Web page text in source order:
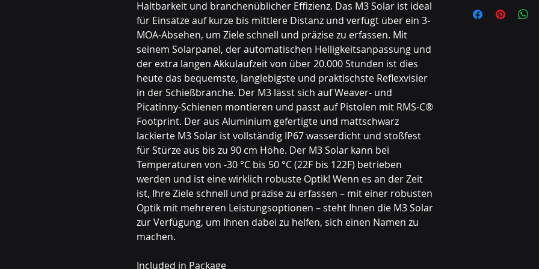
Haltbarkeit und branchenüblicher Effizienz. Das M3 Solar ist ideal
für Einsätze auf kurze bis mittlere Distanz und verfügt über ein 3-
MOA-Absehen, um Ziele schnell und präzise zu erfassen. Mit
seinem Solarpanel, der automatischen Helligkeitsanpassung und
der extra langen Akkulaufzeit von über 20.000 Stunden ist dies
heute das bequemste, langlebigste und praktischste Reflexvisier
in der Schießbranche. Der M3 lässt sich auf Weaver- und
Picatinny-Schienen montieren und passt auf Pistolen mit RMS-C®
Footprint. Der aus Aluminium gefertigte und mattschwarz
lackierte M3 Solar ist vollständig IP67 wasserdicht und stoßfest
für Stürze aus bis zu 90 cm Höhe. Der M3 Solar kann bei
Temperaturen von -30 °C bis 50 °C (22F bis 122F) betrieben
werden und ist eine wirklich robuste Optik! Wenn es an der Zeit
ist, Ihre Ziele schnell und präzise zu erfassen – mit einer robusten
Optik mit mehreren Leistungsoptionen – steht Ihnen die M3 Solar
zur Verfügung, um Ihnen dabei zu helfen, sich einen Namen zu
machen.
Included in Package
Dual power